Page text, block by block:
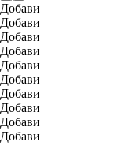
Добави
Добави
Добави
Добави
Добави
Добави
Добави
Добави
Добави
Добави